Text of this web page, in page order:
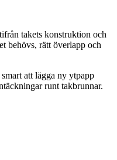
takets konstruktion och
behövs, rätt överlapp och
att lägga ny ytpapp
runt takbrunnar.